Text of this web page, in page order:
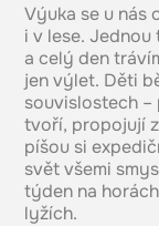
Výuka se u nás
i v lese.
a celý den
jen výlet. Děti
souvislostech –
tvoří, propojují
píšou si
svět všemi
týden na
lyžích.